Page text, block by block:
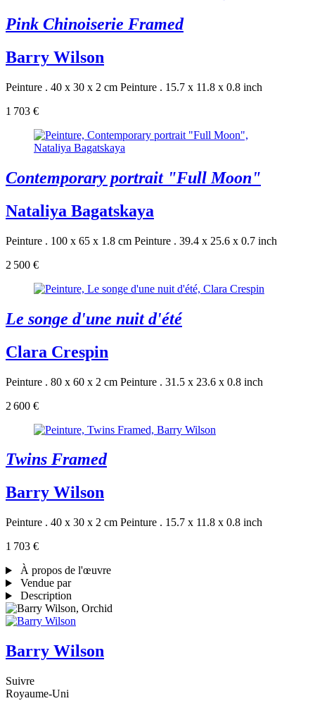
Pink Chinoiserie Framed
Barry Wilson
Peinture . 40 x 30 x 2 cm Peinture . 15.7 x 11.8 x 0.8 inch
1 703 €
Contemporary portrait "Full Moon"
Nataliya Bagatskaya
Peinture . 100 x 65 x 1.8 cm Peinture . 39.4 x 25.6 x 0.7 inch
2 500 €
Le songe d'une nuit d'été
Clara Crespin
Peinture . 80 x 60 x 2 cm Peinture . 31.5 x 23.6 x 0.8 inch
2 600 €
Twins Framed
Barry Wilson
Peinture . 40 x 30 x 2 cm Peinture . 15.7 x 11.8 x 0.8 inch
1 703 €
À propos de l'œuvre
Vendue par
Description
Barry Wilson
Suivre
Royaume-Uni